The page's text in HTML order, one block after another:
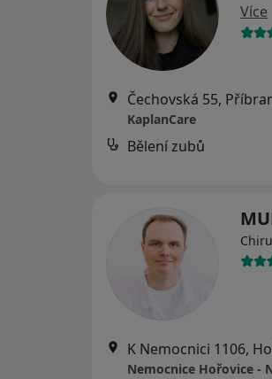
Více
Čechovská 55,
KaplanCare
Bělení zubů
K Nemocnici 1106,
Nemocnice Hořovice -